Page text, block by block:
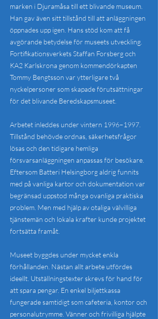
marken i Djuramåsa till ett blivande museum.
Han gav även sitt tillstånd till att anläggningen
öppnades upp igen. Hans stöd kom att få
avgörande betydelse för museets utveckling.
Fortifikationsverkets Staffan Forsberg och
KA2 Karlskrona genom kommendörkapten
Tommy Bengtsson var ytterligare två
nyckelpersoner som skapade förutsättningar
för det blivande Beredskapsmuseet.
Arbetet inleddes under vintern 1996–1997.
Tillstånd behövde ordnas, säkerhetsfrågor
lösas och den tidigare hemliga
försvarsanläggningen anpassas för besökare.
Eftersom Batteri Helsingborg aldrig funnits
med på vanliga kartor och dokumentation var
begränsad uppstod många ovanliga praktiska
problem. Men med hjälp av otaliga välvilliga
tjänstemän och lokala krafter kunde projektet
fortsätta framåt.
Museet byggdes under mycket enkla
förhållanden. Nästan allt arbete utfördes
ideellt. Utställningstexter skrevs för hand för
att spara pengar. En enkel biljettkassa
fungerade samtidigt som cafeteria, kontor och
personalutrymme. Vänner och frivilliga hjälpte